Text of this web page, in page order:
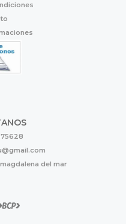
del mar